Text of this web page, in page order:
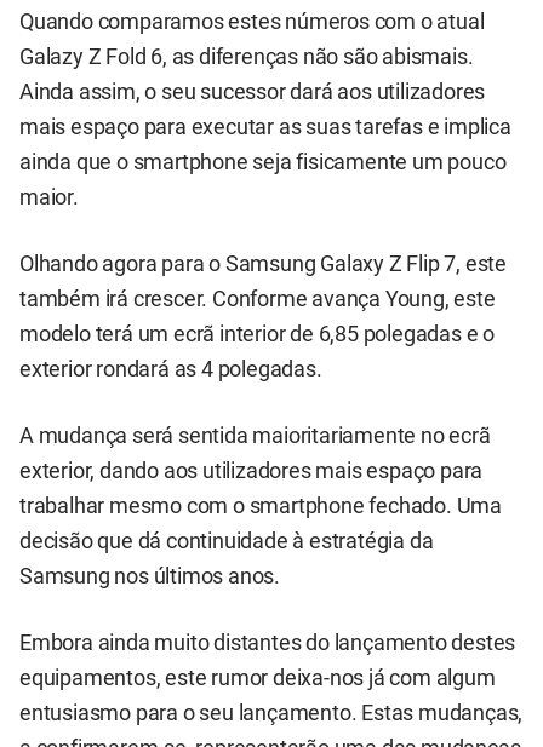
Quando comparamos estes números com o atual
Galazy Z Fold 6, as diferenças não são abismais.
Ainda assim, o seu sucessor dará aos utilizadores
mais espaço para executar as suas tarefas e implica
ainda que o smartphone seja fisicamente um pouco
maior.
Olhando agora para o Samsung Galaxy Z Flip 7, este
também irá crescer. Conforme avança Young, este
modelo terá um ecrã interior de 6,85 polegadas e o
exterior rondará as 4 polegadas.
A mudança será sentida maioritariamente no ecrã
exterior, dando aos utilizadores mais espaço para
trabalhar mesmo com o smartphone fechado. Uma
decisão que dá continuidade à estratégia da
Samsung nos últimos anos.
Embora ainda muito distantes do lançamento destes
equipamentos, este rumor deixa-nos já com algum
entusiasmo para o seu lançamento. Estas mudanças,